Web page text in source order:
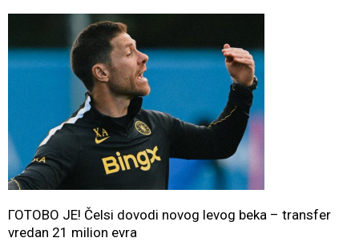
ГОТОВО ЈЕ! Čelsi dovodi novog levog beka – transfer
vredan 21 milion evra